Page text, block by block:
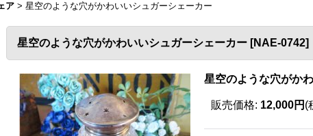
ア > 星空のような穴がかわいいシュガーシェーカー
星空のような穴がかわいいシュガーシェーカー [NAE-0742]
星空のような穴がか
販売価格: 12,000円 (